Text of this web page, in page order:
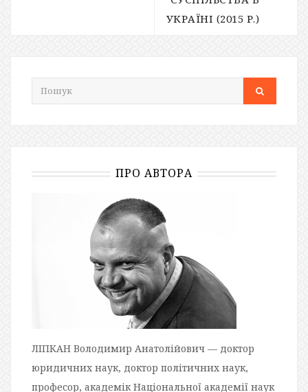
УКРАЇНІ (2015 Р.)
ПРО АВТОРА
ЛІПКАН Володимир Анатолійович — доктор
юридичних наук, доктор політичних наук,
професор, академік Національної академії наук